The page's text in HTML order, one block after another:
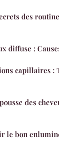
des
diffuse :
capillaires :
des
le bon